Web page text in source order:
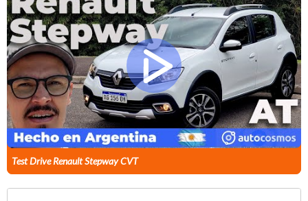
Test Drive Renault Stepway CVT